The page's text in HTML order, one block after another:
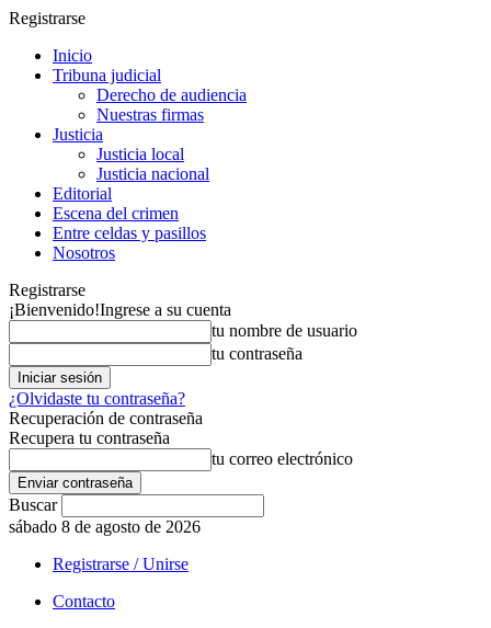
Registrarse
Inicio
Tribuna judicial
Derecho de audiencia
Nuestras firmas
Justicia
Justicia local
Justicia nacional
Editorial
Escena del crimen
Entre celdas y pasillos
Nosotros
Registrarse
¡Bienvenido!Ingrese a su cuenta
tu nombre de usuario
tu contraseña
¿Olvidaste tu contraseña?
Recuperación de contraseña
Recupera tu contraseña
tu correo electrónico
Buscar
sábado 8 de agosto de 2026
Registrarse / Unirse
Contacto